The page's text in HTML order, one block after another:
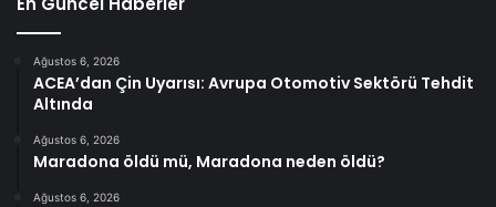
Ağustos 6, 2026
ACEA’dan Çin Uyarısı: Avrupa Otomotiv Sektörü Tehdit
Altında
Ağustos 6, 2026
Maradona öldü mü, Maradona neden öldü?
Ağustos 6, 2026